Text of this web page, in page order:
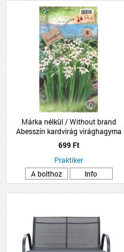
Márka nélkül / Without brand
Abesszín kardvirág virághagyma
8db/csomag fehér
699 Ft
Praktiker
A bolthoz
Info